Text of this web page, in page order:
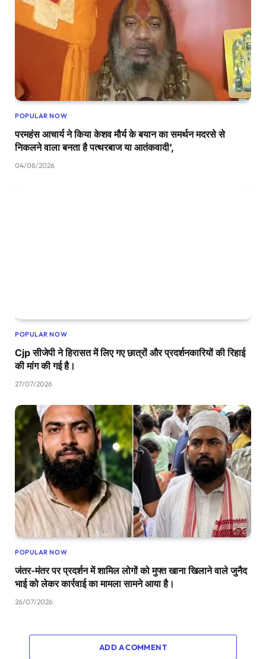
POPULAR NOW
परमहंस आचार्य ने किया केशव मौर्य के बयान का समर्थन मदरसे से
निकलने वाला बनता है पत्थरबाज या आतंकवादी’,
04/08/2026
POPULAR NOW
Cjp सीजेपी ने हिरासत में लिए गए छात्रों और प्रदर्शनकारियों की रिहाई
की मांग की गई है।
27/07/2026
POPULAR NOW
जंतर-मंतर पर प्रदर्शन में शामिल लोगों को मुफ्त खाना खिलाने वाले जुनैद
भाई को लेकर कार्रवाई का मामला सामने आया है।
26/07/2026
ADD A COMMENT